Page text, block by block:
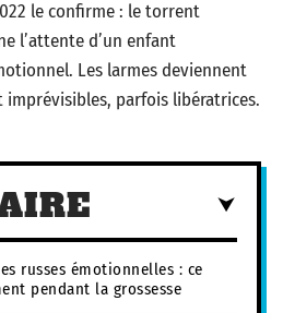
le confirme : le torrent
l’attente d’un enfant
Les larmes deviennent
parfois libératrices.
russes émotionnelles : ce
pendant la grossesse